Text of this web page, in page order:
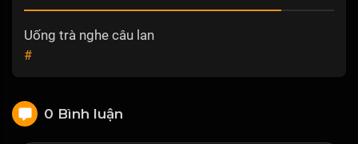
Uống trà nghe câu lan
#
0 Bình luận